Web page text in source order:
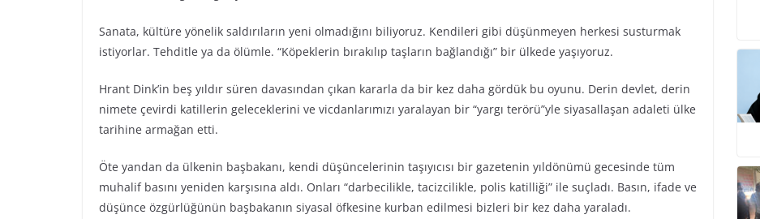
Sanata, kültüre yönelik saldırıların yeni olmadığını biliyoruz. Kendileri gibi düşünmeyen herkesi susturmak
istiyorlar. Tehditle ya da ölümle. “Köpeklerin bırakılıp taşların bağlandığı” bir ülkede yaşıyoruz.
Hrant Dink’in beş yıldır süren davasından çıkan kararla da bir kez daha gördük bu oyunu. Derin devlet, derin
nimete çevirdi katillerin geleceklerini ve vicdanlarımızı yaralayan bir “yargı terörü”yle siyasallaşan adaleti ülke
tarihine armağan etti.
Öte yandan da ülkenin başbakanı, kendi düşüncelerinin taşıyıcısı bir gazetenin yıldönümü gecesinde tüm
muhalif basını yeniden karşısına aldı. Onları “darbecilikle, tacizcilikle, polis katilliği” ile suçladı. Basın, ifade ve
düşünce özgürlüğünün başbakanın siyasal öfkesine kurban edilmesi bizleri bir kez daha yaraladı.